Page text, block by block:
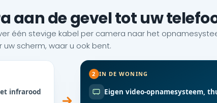
aan de gevel tot uw
één stevige kabel per camera naar het
scherm, waar u ook bent.
infrarood
2 IN DE WONING
Eigen video-opnamesysteem,